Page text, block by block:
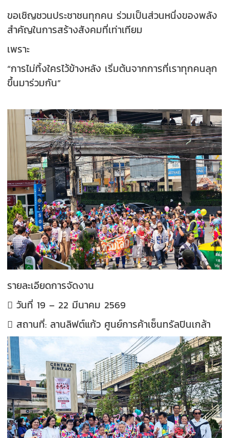
ขอเชิญชวนประชาชนทุกคน ร่วมเป็นส่วนหนึ่งของพลัง
สำคัญในการสร้างสังคมที่เท่าเทียม
เพราะ
“การไม่ทิ้งใครไว้ข้างหลัง เริ่มต้นจากการที่เราทุกคนลุก
ขึ้นมาร่วมกัน”
รายละเอียดการจัดงาน
 วันที่ 19 – 22 มีนาคม 2569
 สถานที่: ลานลิฟต์แก้ว ศูนย์การค้าเซ็นทรัลปินเกล้า